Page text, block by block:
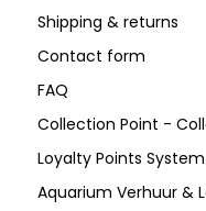
Shipping & returns
Contact form
FAQ
Collection Point -
Loyalty Points System
Aquarium Verhuur &